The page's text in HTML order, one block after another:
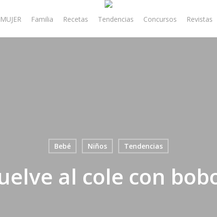
MUJER Familia Recetas Tendencias Concursos Revistas
Bebé Niños Tendencias
al cole con